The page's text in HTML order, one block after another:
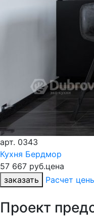
арт. 0343
Кухня Бердмор
57 667 руб.цена
заказать
Расчет
Проект